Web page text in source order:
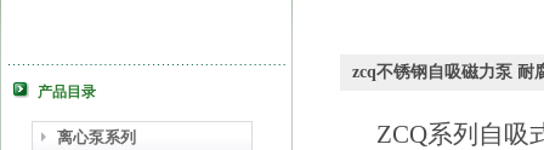
产品目录
离心泵系列
zcq不锈钢自吸磁力泵 耐
ZCQ系列自吸